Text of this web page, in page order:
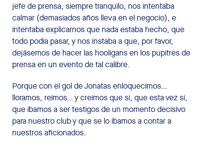
jefe de prensa, siempre tranquilo, nos intentaba
calmar (demasiados años lleva en el negocio), e
intentaba explicarnos que nada estaba hecho, que
todo podía pasar, y nos instaba a que, por favor,
dejásemos de hacer las hooligans en los pupitres de
prensa en un evento de tal calibre.
Porque con el gol de Jonatas enloquecimos…
lloramos, reímos… y creímos que sí, que esta vez sí,
que íbamos a ser testigos de un momento decisivo
para nuestro club y que se lo íbamos a contar a
nuestros aficionados.